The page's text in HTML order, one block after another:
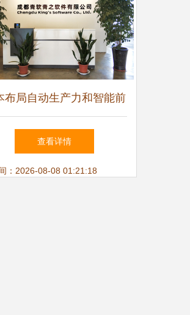
布局自动生产力和智能前
青软青之完成A+轮融资，
高瓴创投入场实验室自动
查看详情
：2026-08-08 01:21:18